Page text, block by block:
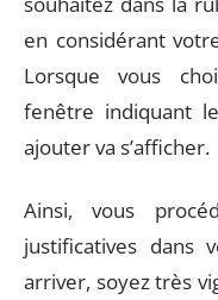
en considérant
Lorsque vous
fenêtre indiquant
ajouter va s’afficher.
Ainsi, vous
justificatives dans
arriver, soyez très